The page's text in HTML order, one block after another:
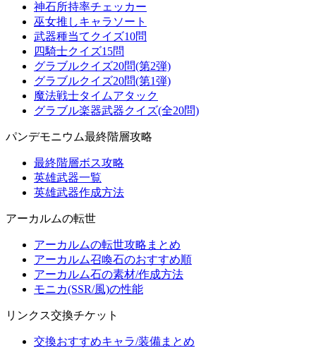
神石所持率チェッカー
巫女推しキャラソート
武器種当てクイズ10問
四騎士クイズ15問
グラブルクイズ20問(第2弾)
グラブルクイズ20問(第1弾)
魔法戦士タイムアタック
グラブル楽器武器クイズ(全20問)
パンデモニウム最終階層攻略
最終階層ボス攻略
英雄武器一覧
英雄武器作成方法
アーカルムの転世
アーカルムの転世攻略まとめ
アーカルム召喚石のおすすめ順
アーカルム石の素材/作成方法
モニカ(SSR/風)の性能
リンクス交換チケット
交換おすすめキャラ/装備まとめ